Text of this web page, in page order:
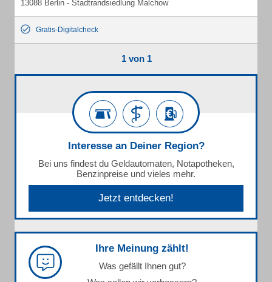
13088 Berlin - Stadtrandsiedlung Malchow
Gratis-Digitalcheck
1 von 1
Interesse an Deiner Region?
Bei uns findest du Geldautomaten, Notapotheken,
Benzinpreise und vieles mehr.
Jetzt entdecken!
Ihre Meinung zählt!
Was gefällt Ihnen gut?